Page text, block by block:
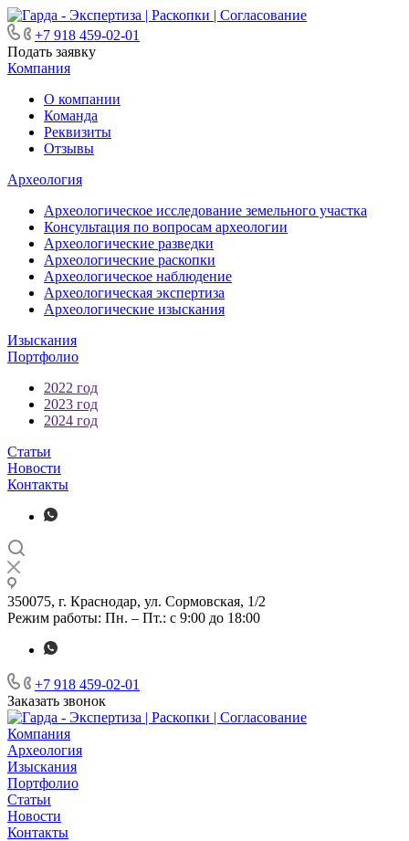
+7 918 459-02-01
Подать заявку
Компания
О компании
Команда
Реквизиты
Отзывы
Археология
Археологическое исследование земельного участка
Консультация по вопросам археологии
Археологические разведки
Археологические раскопки
Археологическое наблюдение
Археологическая экспертиза
Археологические изыскания
Изыскания
Портфолио
2022 год
2023 год
2024 год
Статьи
Новости
Контакты
350075, г. Краснодар, ул. Сормовская, 1/2
Режим работы: Пн. – Пт.: с 9:00 до 18:00
+7 918 459-02-01
Заказать звонок
Компания
Археология
Изыскания
Портфолио
Статьи
Новости
Контакты